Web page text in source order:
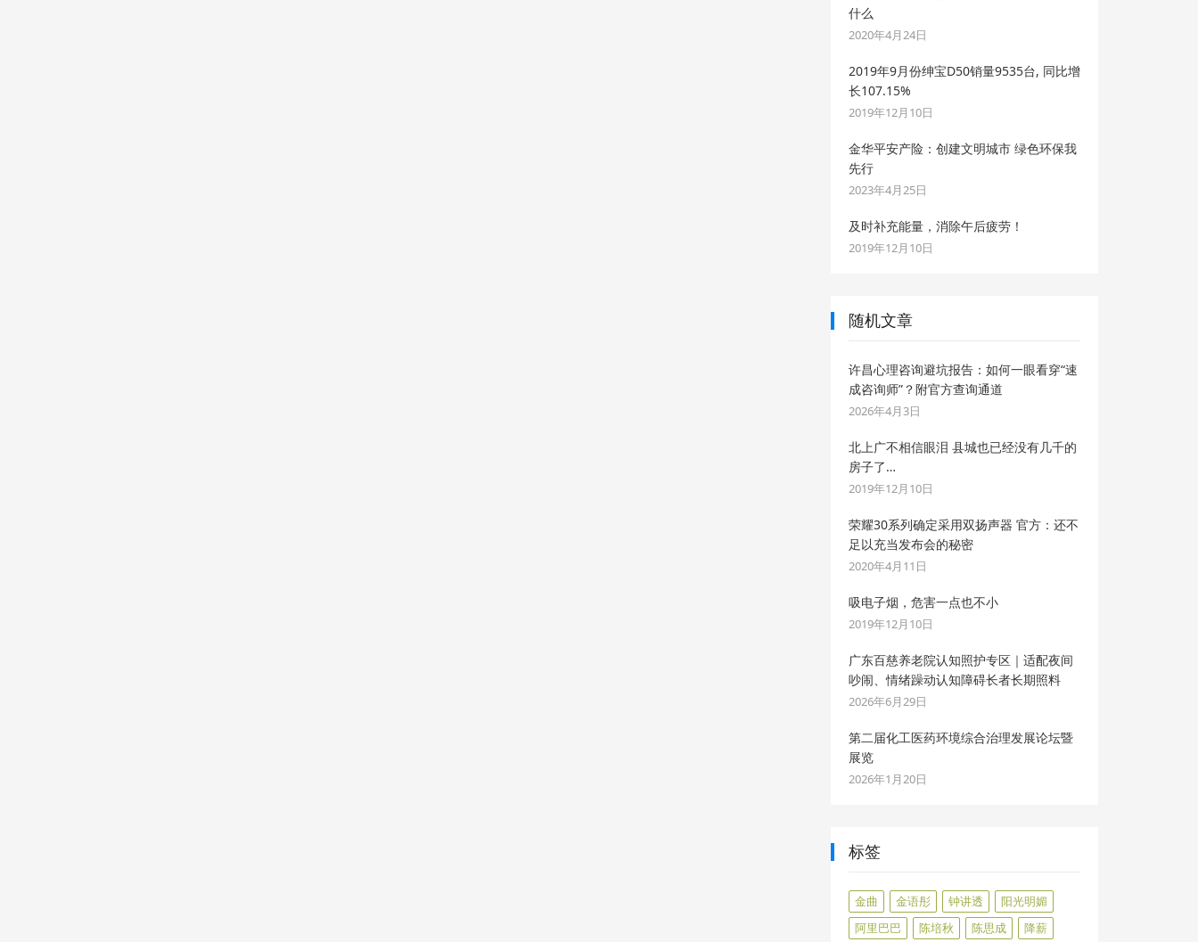
什么
2020年4月24日
2019年9月份绅宝D50销量9535台, 同比增
长107.15%
2019年12月10日
金华平安产险：创建文明城市 绿色环保我
先行
2023年4月25日
及时补充能量，消除午后疲劳！
2019年12月10日
随机文章
许昌心理咨询避坑报告：如何一眼看穿“速
成咨询师”？附官方查询通道 ​
2026年4月3日
北上广不相信眼泪 县城也已经没有几千的
房子了…
2019年12月10日
荣耀30系列确定采用双扬声器 官方：还不
足以充当发布会的秘密
2020年4月11日
吸电子烟，危害一点也不小
2019年12月10日
广东百慈养老院认知照护专区｜适配夜间
吵闹、情绪躁动认知障碍长者长期照料
2026年6月29日
第二届化工医药环境综合治理发展论坛暨
展览
2026年1月20日
标签
金曲 金语彤 钟讲透
阳光明媚
阿里巴巴
陈培秋 陈思成 降薪